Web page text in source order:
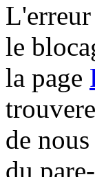
le
la page
de
du